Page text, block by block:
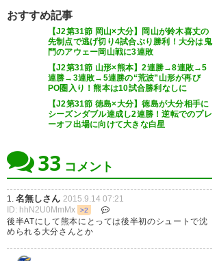
おすすめ記事
【J2第31節 岡山×大分】岡山が鈴木喜丈の
先制点で逃げ切り4試合ぶり勝利！大分は鬼
門のアウェー岡山戦に3連敗
【J2第31節 山形×熊本】2連勝→8連敗→5
連勝→3連敗→5連勝の“荒波”山形が再び
PO圏入り！熊本は10試合勝利なしに
【J2第31節 徳島×大分】徳島が大分相手に
シーズンダブル達成し2連勝！逆転でのプレ
ーオフ出場に向けて大きな白星
33 コメント
1. 名無しさん 2015.9.14 07:21
ID: hhN2U0MmMx
>2
後半ATにして熊本にとっては後半初のシュートで沈
められる大分さんとか